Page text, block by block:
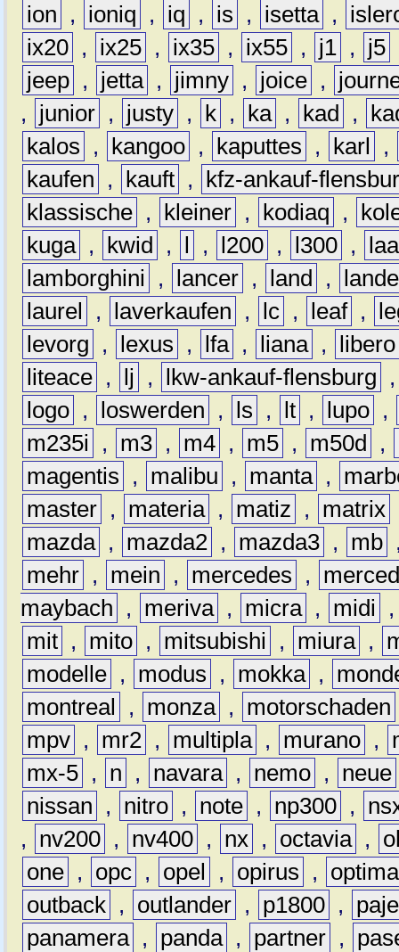
ion
, ioniq , iq , is , isetta ,
ix20 , ix25 , ix35 , ix55 , j1 , j5
jeep , jetta , jimny , joice ,
,
junior , justy , k , ka , kad ,
kalos
, kangoo , kaputtes , karl
,
kaufen
, kauft ,
kfz-ankauf-
klassische , kleiner , kodiaq ,
kuga , kwid , l , l200 , l300 ,
lamborghini
, lancer , land ,
laurel
, laverkaufen , lc , leaf ,
levorg
, lexus , lfa , liana ,
libero
liteace , lj , lkw-ankauf-flensburg
logo , loswerden , ls , lt , lupo ,
m235i
, m3 , m4 , m5 , m50d ,
magentis
, malibu , manta ,
master , materia , matiz , matrix
mazda , mazda2 , mazda3 , mb
mehr , mein , mercedes ,
maybach
, meriva , micra , midi
mit , mito , mitsubishi , miura ,
modelle , modus , mokka ,
montreal
, monza , motorschaden
mpv , mr2 , multipla , murano ,
mx-5 , n , navara , nemo , neue
nissan
, nitro , note , np300 ,
,
nv200 , nv400 , nx , octavia ,
one , opc , opel , opirus ,
optima
outback , outlander , p1800 ,
panamera , panda , partner ,